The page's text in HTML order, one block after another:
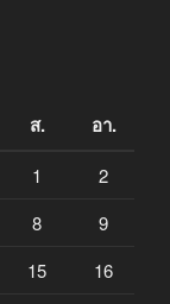
ส. อา.
1
2
8
9
15
16